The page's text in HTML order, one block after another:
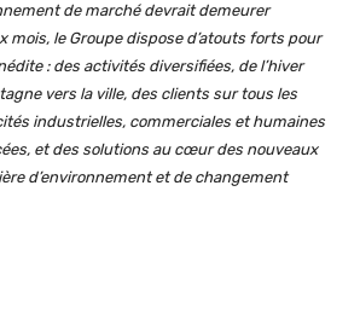
de marché devrait demeurer
mois, le Groupe dispose d’atouts forts pour
: des activités diversifiées, de l’hiver
vers la ville, des clients sur tous les
industrielles, commerciales et humaines
et des solutions au cœur des nouveaux
d’environnement et de changement